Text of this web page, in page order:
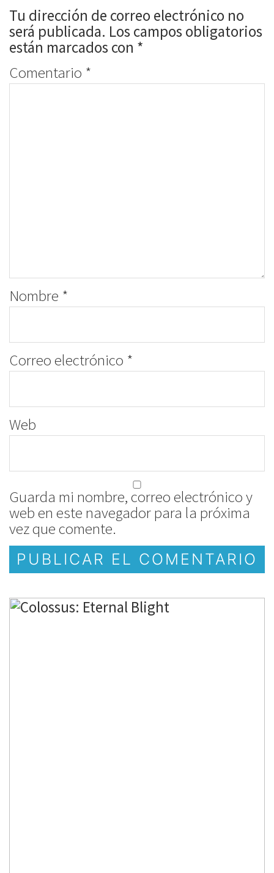
Tu dirección de correo electrónico no
será publicada. Los campos obligatorios
están marcados con *
Comentario *
Nombre *
Correo electrónico *
Web
Guarda mi nombre, correo electrónico y
web en este navegador para la próxima
vez que comente.